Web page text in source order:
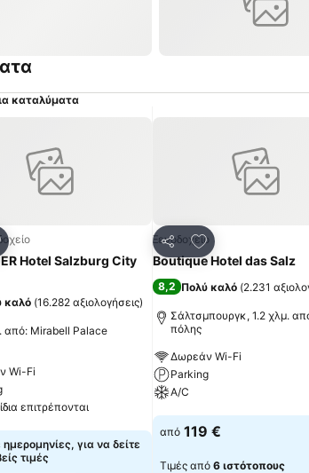
καταλύματα
στα αγαπημένα
Hotel Salzburg City
καλό (16.282 αξιολογήσεις)
από: Mirabell Palace
Wi-Fi
επιτρέπονται
τιμών
ημερομηνίες, για να δείτε
τιμές
Κοινοποίηση
Προσθήκη στα
Ξενοδοχείο
Boutique Hotel das Salz
8,2 Πολύ καλό (2.231
Σάλτσμπουργκ, 1.2 χλμ.
πόλης
Δωρεάν Wi-Fi
Parking
A/C
Εμφάνιση τιμών
από 119 €
Τιμές από 6 ιστότοπους